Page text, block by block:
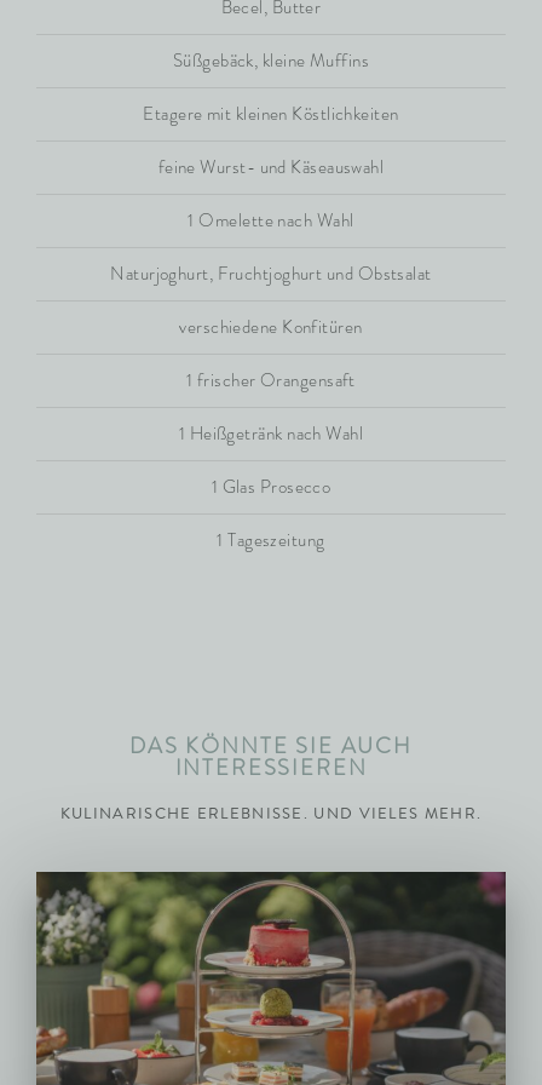
Becel, Butter
Süßgebäck, kleine Muffins
Etagere mit kleinen Köstlichkeiten
feine Wurst- und Käseauswahl
1 Omelette nach Wahl
Naturjoghurt, Fruchtjoghurt und Obstsalat
verschiedene Konfitüren
1 frischer Orangensaft
1 Heißgetränk nach Wahl
1 Glas Prosecco
1 Tageszeitung
DAS KÖNNTE SIE AUCH
INTERESSIEREN
KULINARISCHE ERLEBNISSE. UND VIELES MEHR.